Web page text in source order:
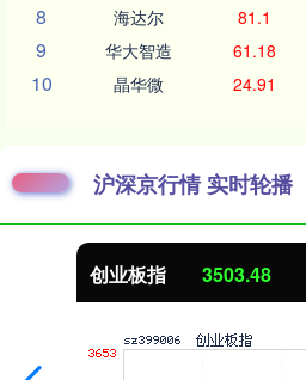
8 海达尔 81.1
9 华大智造 61.18
10 晶华微 24.91
沪深京行情 实时轮播
创业板指 3503.48